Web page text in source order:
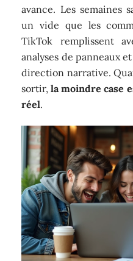
avance. Les semaines
un vide que les
TikTok remplissent
analyses de panneaux
direction narrative.
sortir,la moindre case
réel.